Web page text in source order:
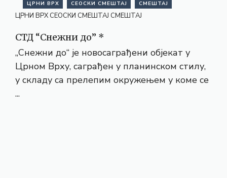
ЦРНИ ВРХ СЕОСКИ СМЕШТАЈ СМЕШТАЈ
ЦРНИ ВРХ СЕОСКИ СМЕШТАЈ СМЕШТАЈ
СТД “Снежни до” *
„Снежни до“ је новосаграђени објекат у
Црном Врху, саграђен у планинском стилу,
у складу са прелепим окружењем у коме се
...